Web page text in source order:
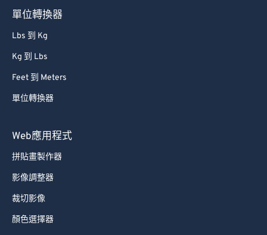
單位轉換器
Lbs 到 Kg
Kg 到 Lbs
Feet 到 Meters
單位轉換器
Web應用程式
拼貼畫製作器
影像調整器
裁切影像
顏色選擇器